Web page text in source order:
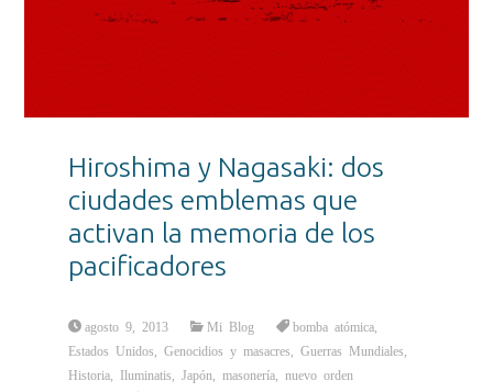
Hiroshima y Nagasaki: dos
ciudades emblemas que
activan la memoria de los
pacificadores
agosto 9, 2013 Mi Blog bomba atómica
Estados Unidos
,Genocidios y masacres ,Guerras Mundiales
Historia
Iluminatis Japón ,masonería ,nuevo orden